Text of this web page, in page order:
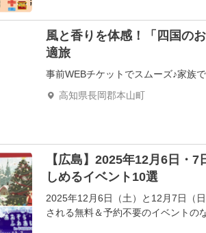
風と香りを体感！「四国の
適旅
事前WEBチケットでスムーズ♪家族
高知県長岡郡本山町
【広島】2025年12月6日・
しめるイベント10選
2025年12月6日（土）と12月7日（
される無料＆予約不要のイベントの